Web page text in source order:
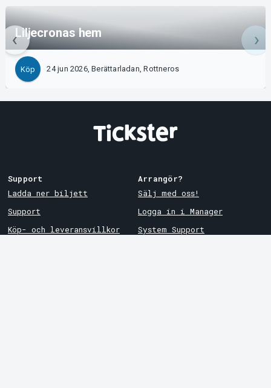
Liljecronas hem
Köp 24 jun 2026, Berättarladan, Rottneros
Support
Ladda ner biljett
Support
Köp- och leveransvillkor
Arrangör?
Sälj med oss!
Logga in i Manager
System Support